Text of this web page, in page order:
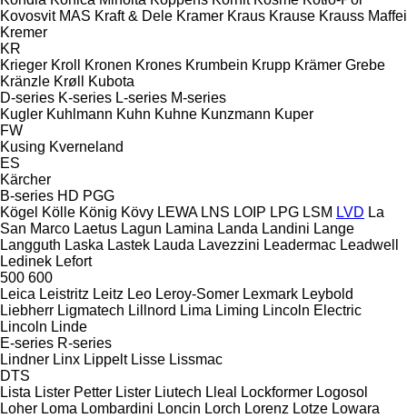
Kovosvit MAS Kraft & Dele Kramer Kraus Krause Krauss Maffei
Kremer
KR
Krieger Kroll Kronen Krones Krumbein Krupp Krämer Grebe
Kränzle Krøll
Kubota
D-series K-series L-series M-series
Kugler Kuhlmann Kuhn Kuhne Kunzmann Kuper
FW
Kusing Kverneland
ES
Kärcher
B-series HD PGG
Kögel Kölle König Kövy LEWA LNS LOIP LPG LSM LVD La
San Marco Laetus Lagun Lamina Landa Landini Lange
Langguth Laska Lastek Lauda Lavezzini Leadermac Leadwell
Ledinek Lefort
500 600
Leica Leistritz Leitz Leo Leroy-Somer Lexmark Leybold
Liebherr Ligmatech Lillnord Lima Liming Lincoln Electric
Lincoln Linde
E-series R-series
Lindner Linx Lippelt Lisse Lissmac
DTS
Lista Lister Petter Lister Liutech Lleal Lockformer Logosol
Loher Loma Lombardini Loncin Lorch Lorenz Lotze Lowara